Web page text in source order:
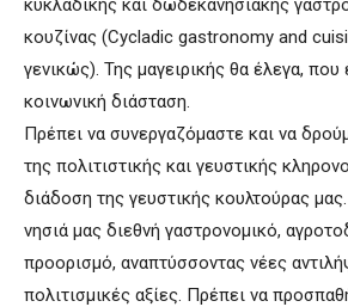
κουζίνας (Cycladic gastronomy and
γενικώς). Της μαγειρικής θα έλεγα, που
κοινωνική διάσταση.
Πρέπει να συνεργαζόμαστε και να
της πολιτιστικής και γευστικής
διάδοση της γευστικής κουλτούρας
νησιά μας διεθνή γαστρονομικό,
προορισμό, αναπτύσσοντας νέες
πολιτισμικές αξίες. Πρέπει να